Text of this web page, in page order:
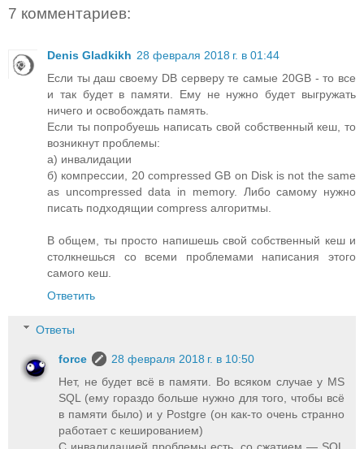
7 комментариев:
Denis Gladkikh 28 февраля 2018 г. в 01:44
Если ты даш своему DB серверу те самые 20GB - то все
и так будет в памяти. Ему не нужно будет выгружать
ничего и освобождать память.
Если ты попробуешь написать свой собственный кеш, то
возникнут проблемы:
а) инвалидации
б) компрессии, 20 compressed GB on Disk is not the same
as uncompressed data in memory. Либо самому нужно
писать подходящии compress алгоритмы.
В общем, ты просто напишешь свой собственный кеш и
столкнешься со всеми проблемами написания этого
самого кеш.
Ответить
Ответы
force
28 февраля 2018 г. в 10:50
Нет, не будет всё в памяти. Во всяком случае у MS
SQL (ему гораздо больше нужно для того, чтобы всё
в памяти было) и у Postgre (он как-то очень странно
работает с кешированием)
С инвалидацией проблемы есть, со сжатием — SQL